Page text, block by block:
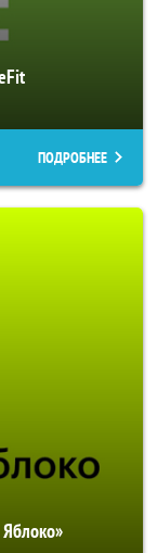
ПОДРОБНЕЕ